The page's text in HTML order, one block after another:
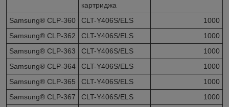
картриджа
Samsung® CLP-360 CLT-Y406S/ELS
1000
Samsung® CLP-362
CLT-Y406S/ELS
1000
Samsung® CLP-363
CLT-Y406S/ELS
1000
Samsung® CLP-364
CLT-Y406S/ELS
1000
Samsung® CLP-365
CLT-Y406S/ELS
1000
Samsung® CLP-367
CLT-Y406S/ELS
1000